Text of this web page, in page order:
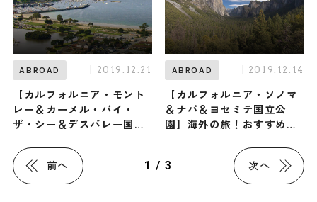
ABROAD | 2019.12.21
【カルフォルニア・モント
レー＆カーメル・バイ・
ザ・シー＆デスバレー国立
観光スポットやグルメをリ
ポート
ABROAD | 2019.12.14
【カルフォルニア・ソノマ
＆ナパ＆ヨセミテ国立公
園】海外の旅！おすすめ観
前へ 1 / 3 次へ